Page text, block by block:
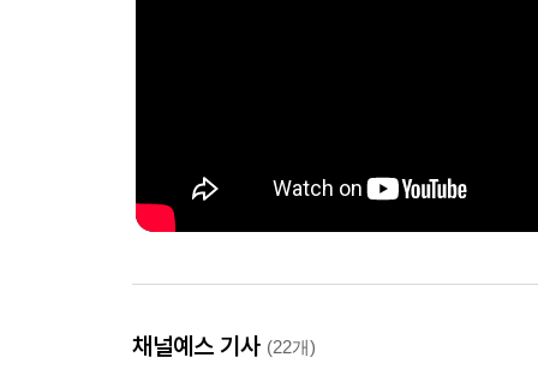
채널예스 기사 (22개)